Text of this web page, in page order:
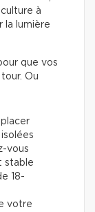
à
la lumière
que vos
Ou
vous
stable
18-
votre